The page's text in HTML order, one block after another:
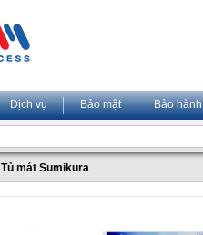
Dịch vụ Bảo mật Bảo hành
Tủ mát Sumikura